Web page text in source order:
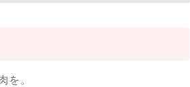
を。